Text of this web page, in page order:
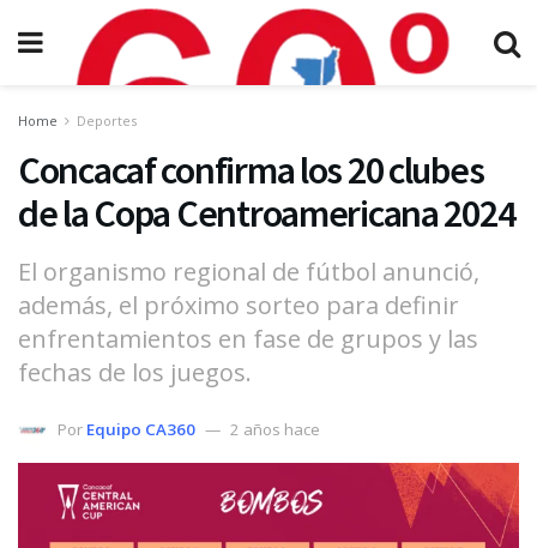
Home Deportes
Concacaf confirma los 20 clubes
de la Copa Centroamericana 2024
El organismo regional de fútbol anunció,
además, el próximo sorteo para definir
enfrentamientos en fase de grupos y las
fechas de los juegos.
Por Equipo CA360 2 años hace